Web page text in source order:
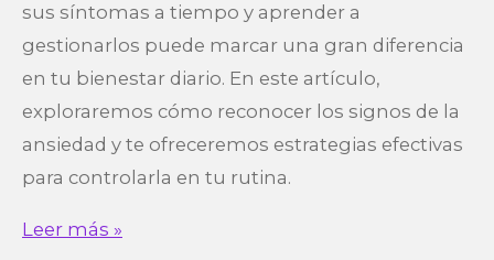
sus síntomas a tiempo y aprender a
gestionarlos puede marcar una gran diferencia
en tu bienestar diario. En este artículo,
exploraremos cómo reconocer los signos de la
ansiedad y te ofreceremos estrategias efectivas
para controlarla en tu rutina.
Leer más »